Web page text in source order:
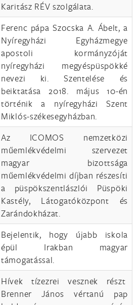
Karitász RÉV szolgálata.
Ferenc pápa Szocska A. Ábelt, a
Nyíregyházi Egyházmegye
apostoli kormányzóját
nyíregyházi megyéspüspökké
nevezi ki. Szentelése és
beiktatása 2018. május 10-én
történik a nyíregyházi Szent
Miklós-székesegyházban.
Az ICOMOS nemzetközi
műemlékvédelmi szervezet
magyar bizottsága
műemlékvédelmi díjban részesíti
a püspökszentlászlói Püspöki
Kastély, Látogatóközpont és
Zarándokházat.
Bejelentik, hogy újabb iskola
épül Irakban magyar
támogatással.
Hívek tízezrei vesznek részt
Brenner János vértanú pap